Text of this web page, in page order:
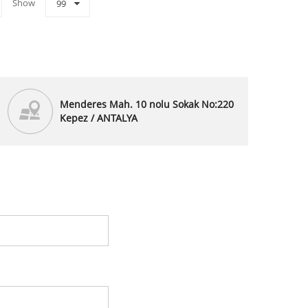
99
Menderes Mah. 10 nolu Sokak No:220
Kepez / ANTALYA